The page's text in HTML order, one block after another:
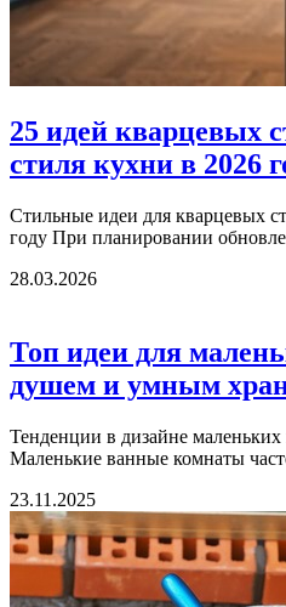
25 идей кварцевых
стиля кухни в 2026
Стильные идеи для кварцевых
году При планировании
28.03.2026
Топ идеи для
душем и умным
Тенденции в дизайне
Маленькие ванные комнаты
23.11.2025